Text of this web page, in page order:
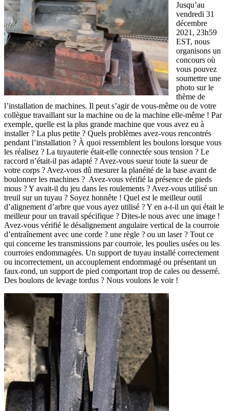
Jusqu’au
vendredi 31
décembre
2021, 23h59
EST, nous
organisons un
concours où
vous pouvez
soumettre une
photo sur le
thème de
l’installation de machines. Il peut s’agir de vous-même ou de votre
collègue travaillant sur la machine ou de la machine elle-même ! Par
exemple, quelle est la plus grande machine que vous avez eu à
installer ? La plus petite ? Quels problèmes avez-vous rencontrés
pendant l’installation ? À quoi ressemblent les boulons lorsque vous
les réalisez ? La tuyauterie était-elle connectée sous tension ? Le
raccord n’était-il pas adapté ? Avez-vous sueur toute la sueur de
votre corps ? Avez-vous dû mesurer la planéité de la base avant de
boulonner les machines ? Avez-vous vérifié la présence de pieds
mous ? Y avait-il du jeu dans les roulements ? Avez-vous utilisé un
treuil sur un tuyau ? Soyez honnête ! Quel est le meilleur outil
d’alignement d’arbre que vous ayez utilisé ? Y en a-t-il un qui était le
meilleur pour un travail spécifique ? Dites-le nous avec une image !
Avez-vous vérifié le désalignement angulaire vertical de la courroie
d’entraînement avec une corde ? une règle ? ou un laser ? Tout ce
qui concerne les transmissions par courroie, les poulies usées ou les
courroies endommagées. Un support de tuyau installé correctement
ou incorrectement, un accouplement endommagé ou présentant un
faux-rond, un support de pied comportant trop de cales ou desserré.
Des boulons de levage tordus ? Nous voulons le voir !